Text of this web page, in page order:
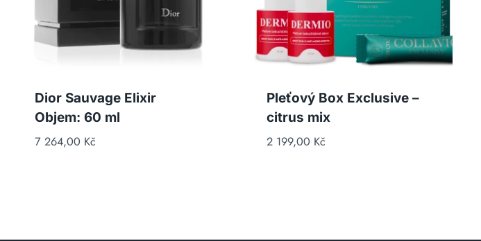
Dior Sauvage Elixir
Objem: 60 ml
7 264,00 Kč
Pleťový Box Exclusive –
citrus mix
2 199,00 Kč